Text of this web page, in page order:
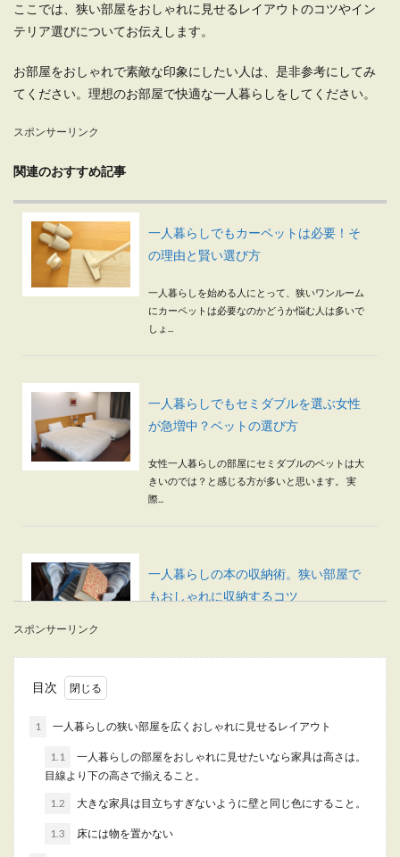
ここでは、狭い部屋をおしゃれに見せるレイアウトのコツやイン
テリア選びについてお伝えします。
お部屋をおしゃれで素敵な印象にしたい人は、是非参考にしてみ
てください。理想のお部屋で快適な一人暮らしをしてください。
スポンサーリンク
関連のおすすめ記事
一人暮らしでもカーペットは必要！そ
の理由と賢い選び方
一人暮らしを始める人にとって、狭いワンルーム
にカーペットは必要なのかどうか悩む人は多いで
しょ...
一人暮らしでもセミダブルを選ぶ女性
が急増中？ベットの選び方
女性一人暮らしの部屋にセミダブルのベットは大
きいのでは？と感じる方が多いと思います。 実
際...
一人暮らしの本の収納術。狭い部屋で
もおしゃれに収納するコツ
想の女の部屋と部屋の作り方
一人暮らしをしようと思っている女性の中には、
トしたいと考...
スポンサーリンク
目次
1 一人暮らしの狭い部屋を広くおしゃれに見せるレイアウト
1.1
一人暮らしの部屋をおしゃれに見せたいなら家具は高さは。
目線より下の高さで揃えること。
1.2 大きな家具は目立ちすぎないように壁と同じ色にすること。
1.3 床には物を置かない